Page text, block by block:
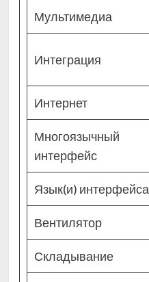
Мультимедиа
Интеграция
Интернет
Многоязычный
интерфейс
Язык(и) интерфейса
Вентилятор
Складывание